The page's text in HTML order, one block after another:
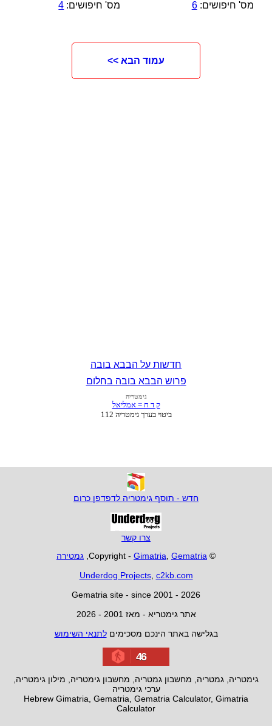
מס' חיפושים:6
מס' חיפושים: 4
עמוד הבא >>
חדשות על הבבא בובה
פרוש הבבא בובה בחלום
חדש - תוסף גימטריה לדפדפן כרום
צרו קשר
© Copyright -
Gimatria, Gematria
, גמטירה
Underdog Projects, c2kb.com
Gematria site - since 2001 - 2026
אתר גימטריא - מאז 2001 - 2026
בגלישה באתר הינכם מסכימיםלתנאי השימוש
46
גימטריה, גמטריה, מחשבון גמטריה, מחשבון גימטריה, מילון גימטריה,
ערכי גימטריה
Hebrew Gimatria, Gematria, Gematria Calculator, Gimatria
Calculator